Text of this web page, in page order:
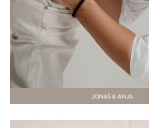
JONAS & ANJA